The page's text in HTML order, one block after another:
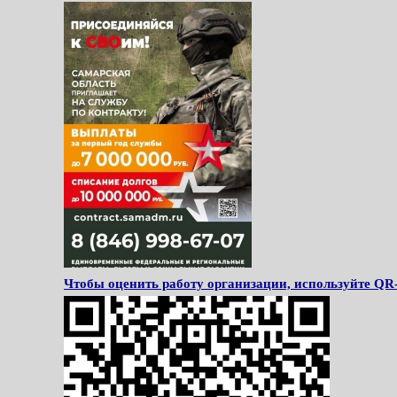
Чтобы оценить работу организации, используйте